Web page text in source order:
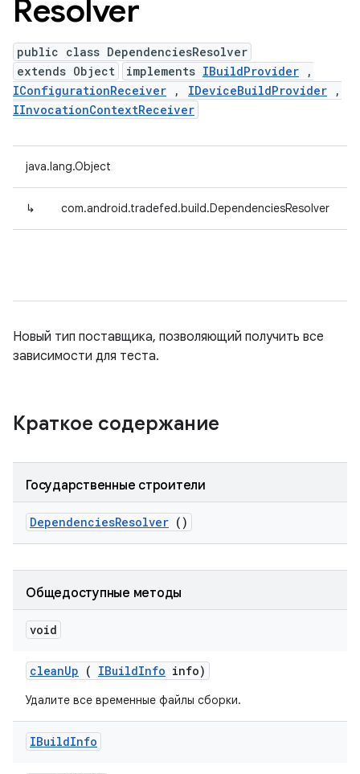
Resolver
public class DependenciesResolver
extends Object
implements IBuildProvider ,
IConfigurationReceiver , IDeviceBuildProvider ,
IInvocationContextReceiver
java.lang.Object
↳ com.android.tradefed.build.DependenciesResolver
Новый тип поставщика, позволяющий получить все
зависимости для теста.
Краткое содержание
Государственные строители
DependenciesResolver ()
Общедоступные методы
void
cleanUp ( IBuildInfo info)
Удалите все временные файлы сборки.
IBuildInfo